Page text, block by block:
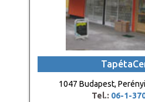
1047 Budapest,
Tel.: 06-1-